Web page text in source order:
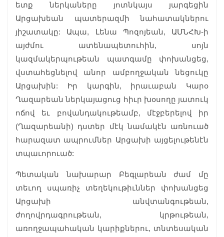
ետք ներկաները յոտնկայս յարգեցին
Արցախեան պատերազմի նահատակներու
յիշատակը: Ապա, Լենա Պոզոյեան, ԱՄՆՀԽ-ի
այժմու ատենապետուհին, սոյն
կազմակերպութեան պատգամը փոխանցեց,
վստահեցնելով անոր ամբողջական նեցուկը
Արցախին: Իր կարգին, իրաւաբան Կարօ
Ղազարեան ներկայացուց հիւր խօսողը յատուկ
ոճով եւ բովանդակութեամբ, մէջբերելով իր
(Ղազարեանի) դստեր մէկ նամակէն առնուած
հարազատ ապրումներ Արցախի այցելութենէն
տպաւորուած:
Պետական նախարար Բեգլարեան ժամ մը
տեւող սպառիչ տեղեկութիւններ փոխանցեց
Արցախի անվտանգութեան,
ժողովրդագրութեան, կրթութեան,
առողջապահական կարիքներու, տնտեսական